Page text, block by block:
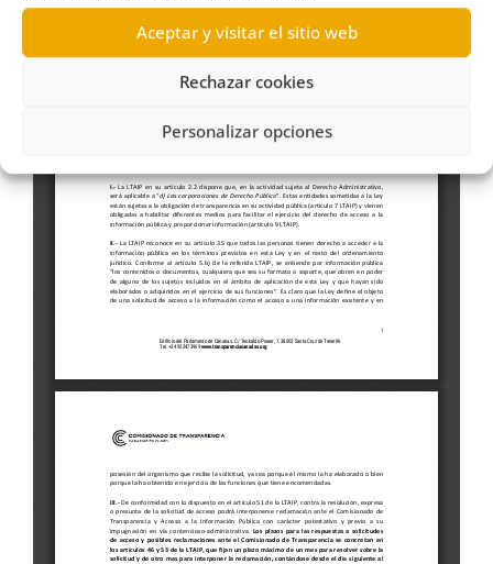
Aceptar y visitar el sitio web
Rechazar cookies
Personalizar opciones